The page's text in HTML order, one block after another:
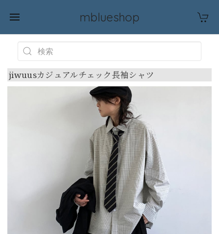
mblueshop
jiwuusカジュアルチェック長袖シャツ